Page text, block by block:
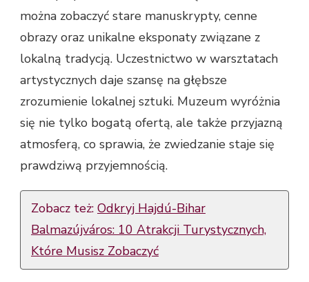
można zobaczyć stare manuskrypty, cenne
obrazy oraz unikalne eksponaty związane z
lokalną tradycją. Uczestnictwo w warsztatach
artystycznych daje szansę na głębsze
zrozumienie lokalnej sztuki. Muzeum wyróżnia
się nie tylko bogatą ofertą, ale także przyjazną
atmosferą, co sprawia, że zwiedzanie staje się
prawdziwą przyjemnością.
Zobacz też: Odkryj Hajdú-Bihar
Balmazújváros: 10 Atrakcji Turystycznych,
Które Musisz Zobaczyć